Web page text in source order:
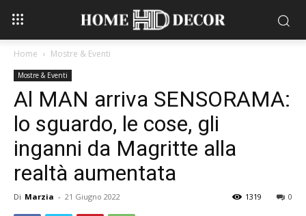
Home Mostre & Eventi
Mostre & Eventi
Al MAN arriva SENSORAMA:
lo sguardo, le cose, gli
inganni da Magritte alla
realtà aumentata
Di Marzia - 21 Giugno 2022 0
1319